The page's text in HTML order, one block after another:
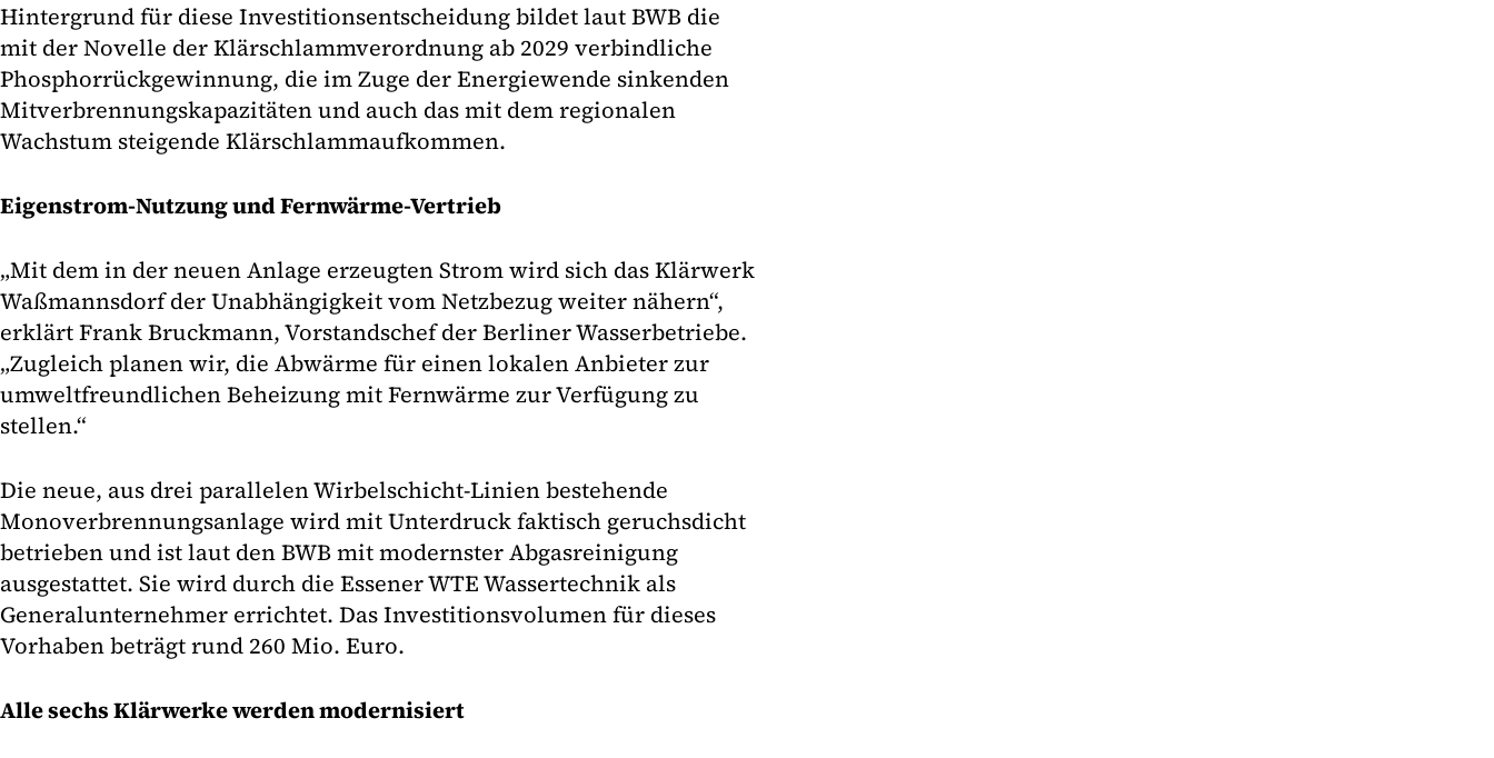
Hintergrund für diese Investitionsentscheidung bildet laut BWB die
mit der Novelle der Klärschlammverordnung ab 2029 verbindliche
Phosphorrückgewinnung, die im Zuge der Energiewende sinkenden
Mitverbrennungskapazitäten und auch das mit dem regionalen
Wachstum steigende Klärschlammaufkommen.
Eigenstrom-Nutzung und Fernwärme-Vertrieb
„Mit dem in der neuen Anlage erzeugten Strom wird sich das Klärwerk
Waßmannsdorf der Unabhängigkeit vom Netzbezug weiter nähern“,
erklärt Frank Bruckmann, Vorstandschef der Berliner Wasserbetriebe.
„Zugleich planen wir, die Abwärme für einen lokalen Anbieter zur
umweltfreundlichen Beheizung mit Fernwärme zur Verfügung zu
stellen.“
Die neue, aus drei parallelen Wirbelschicht-Linien bestehende
Monoverbrennungsanlage wird mit Unterdruck faktisch geruchsdicht
betrieben und ist laut den BWB mit modernster Abgasreinigung
ausgestattet. Sie wird durch die Essener WTE Wassertechnik als
Generalunternehmer errichtet. Das Investitionsvolumen für dieses
Vorhaben beträgt rund 260 Mio. Euro.
Alle sechs Klärwerke werden modernisiert